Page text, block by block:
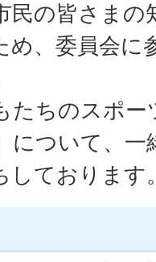
民の皆さまの
め、委員会に
たちのスポ
について、
しております